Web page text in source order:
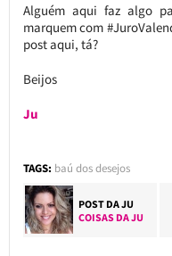
Alguém aqui faz algo
marquem com
post aqui, tá?
Beijos
Ju
TAGS: baú dos desejos
POST DAJU
COISAS DA JU